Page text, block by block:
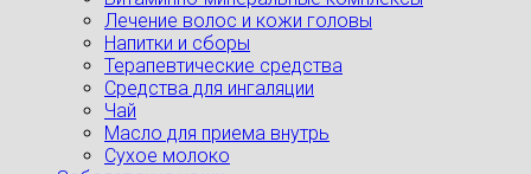
Лечение волос и кожи головы
Напитки и сборы
Терапевтические средства
Средства для ингаляции
Чай
Масло для приема внутрь
Сухое молоко